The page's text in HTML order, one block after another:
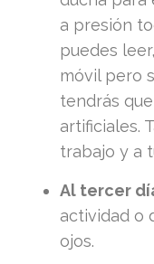
a presión
puedes
móvil pero
tendrás
artificiales.
trabajo y a
Al tercer
actividad o
ojos.